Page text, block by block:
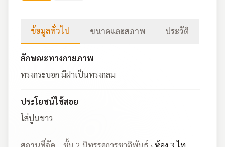
ข้อมูลทั่วไป ขนาดและสภาพ ประวัติ
ลักษณะทางกายภาพ
ทรงกระบอก มีฝาเป็นทรงกลม
ประโยชน์ใช้สอย
ใส่ปูนขาว